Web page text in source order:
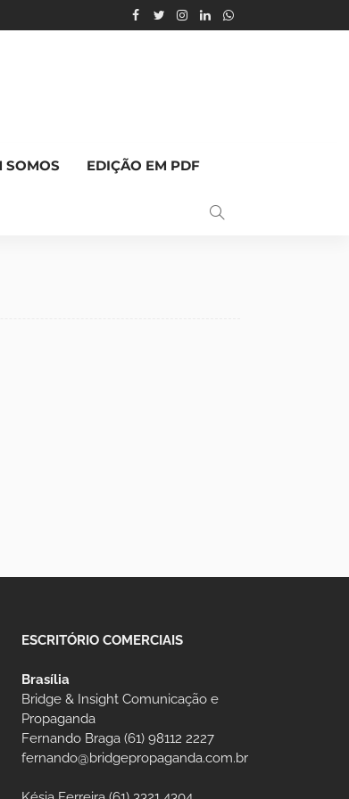
SOMOS EDIÇÃO EM PDF
ESCRITÓRIO COMERCIAIS
Brasília
Bridge & Insight Comunicação e
Propaganda
Fernando Braga (61) 98112 2227
fernando@bridgepropaganda.com.br